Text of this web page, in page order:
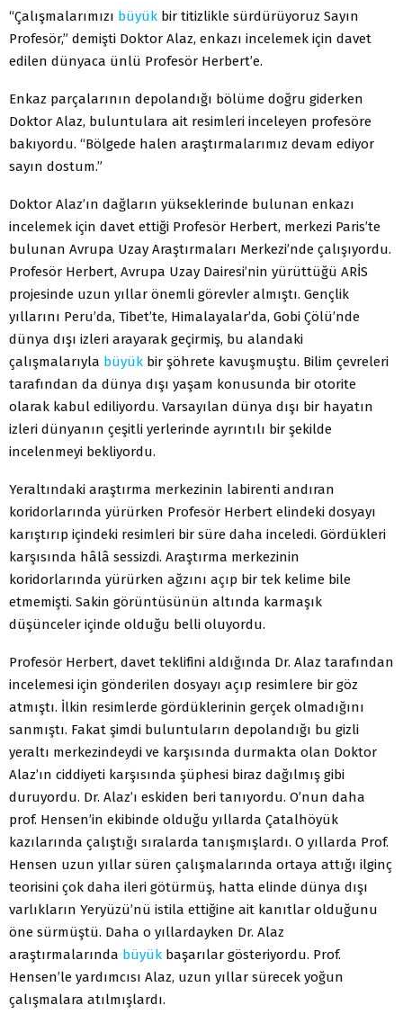
“Çalışmalarımızı büyük bir titizlikle sürdürüyoruz Sayın
Profesör,” demişti Doktor Alaz, enkazı incelemek için davet
edilen dünyaca ünlü Profesör Herbert’e.
Enkaz parçalarının depolandığı bölüme doğru giderken
Doktor Alaz, buluntulara ait resimleri inceleyen profesöre
bakıyordu. “Bölgede halen araştırmalarımız devam ediyor
sayın dostum.”
Doktor Alaz’ın dağların yükseklerinde bulunan enkazı
incelemek için davet ettiği Profesör Herbert, merkezi Paris’te
bulunan Avrupa Uzay Araştırmaları Merkezi’nde çalışıyordu.
Profesör Herbert, Avrupa Uzay Dairesi’nin yürüttüğü ARİS
projesinde uzun yıllar önemli görevler almıştı. Gençlik
yıllarını Peru’da, Tibet’te, Himalayalar’da, Gobi Çölü’nde
dünya dışı izleri arayarak geçirmiş, bu alandaki
çalışmalarıyla büyük bir şöhrete kavuşmuştu. Bilim çevreleri
tarafından da dünya dışı yaşam konusunda bir otorite
olarak kabul ediliyordu. Varsayılan dünya dışı bir hayatın
izleri dünyanın çeşitli yerlerinde ayrıntılı bir şekilde
incelenmeyi bekliyordu.
Yeraltındaki araştırma merkezinin labirenti andıran
koridorlarında yürürken Profesör Herbert elindeki dosyayı
karıştırıp içindeki resimleri bir süre daha inceledi. Gördükleri
karşısında hâlâ sessizdi. Araştırma merkezinin
koridorlarında yürürken ağzını açıp bir tek kelime bile
etmemişti. Sakin görüntüsünün altında karmaşık
düşünceler içinde olduğu belli oluyordu.
Profesör Herbert, davet teklifini aldığında Dr. Alaz tarafından
incelemesi için gönderilen dosyayı açıp resimlere bir göz
atmıştı. İlkin resimlerde gördüklerinin gerçek olmadığını
sanmıştı. Fakat şimdi buluntuların depolandığı bu gizli
yeraltı merkezindeydi ve karşısında durmakta olan Doktor
Alaz’ın ciddiyeti karşısında şüphesi biraz dağılmış gibi
duruyordu. Dr. Alaz’ı eskiden beri tanıyordu. O’nun daha
prof. Hensen’in ekibinde olduğu yıllarda Çatalhöyük
kazılarında çalıştığı sıralarda tanışmışlardı. O yıllarda Prof.
Hensen uzun yıllar süren çalışmalarında ortaya attığı ilginç
teorisini çok daha ileri götürmüş, hatta elinde dünya dışı
varlıkların Yeryüzü’nü istila ettiğine ait kanıtlar olduğunu
öne sürmüştü. Daha o yıllardayken Dr. Alaz
araştırmalarında büyük başarılar gösteriyordu. Prof.
Hensen’le yardımcısı Alaz, uzun yıllar sürecek yoğun
çalışmalara atılmışlardı.